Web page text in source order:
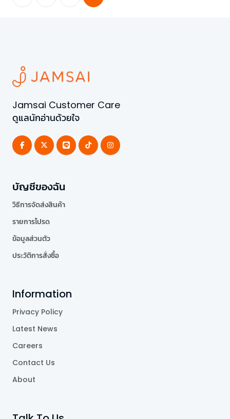
Jamsai Customer Care
ดูแลนักอ่านด้วยใจ
บัญชีของฉัน
วิธีการจัดส่งสินค้า
รายการโปรด
ข้อมูลส่วนตัว
ประวัติการสั่งซื้อ
Information
Privacy Policy
Latest News
Careers
Contact Us
About